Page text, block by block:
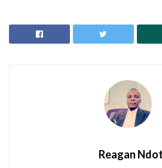
Reagan